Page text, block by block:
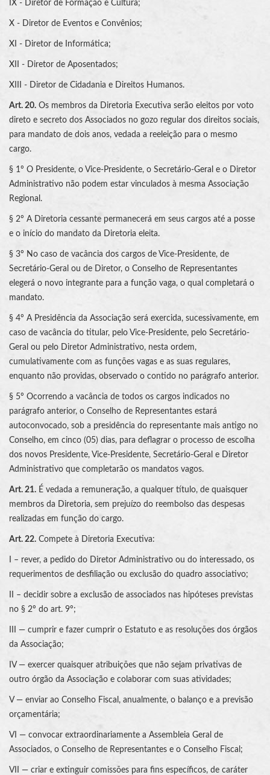
IX - Diretor de Formação e Cultura;
X - Diretor de Eventos e Convênios;
XI - Diretor de Informática;
XII - Diretor de Aposentados;
XIII - Diretor de Cidadania e Direitos Humanos.
Art. 20. Os membros da Diretoria Executiva serão eleitos por voto
direto e secreto dos Associados no gozo regular dos direitos sociais,
para mandato de dois anos, vedada a reeleição para o mesmo
cargo.
§ 1º O Presidente, o Vice-Presidente, o Secretário-Geral e o Diretor
Administrativo não podem estar vinculados à mesma Associação
Regional.
§ 2º A Diretoria cessante permanecerá em seus cargos até a posse
e o início do mandato da Diretoria eleita.
§ 3º No caso de vacância dos cargos de Vice-Presidente, de
Secretário-Geral ou de Diretor, o Conselho de Representantes
elegerá o novo integrante para a função vaga, o qual completará o
mandato.
§ 4º A Presidência da Associação será exercida, sucessivamente, em
caso de vacância do titular, pelo Vice-Presidente, pelo Secretário-
Geral ou pelo Diretor Administrativo, nesta ordem,
cumulativamente com as funções vagas e as suas regulares,
enquanto não providas, observado o contido no parágrafo anterior.
§ 5º Ocorrendo a vacância de todos os cargos indicados no
parágrafo anterior, o Conselho de Representantes estará
autoconvocado, sob a presidência do representante mais antigo no
Conselho, em cinco (05) dias, para deflagrar o processo de escolha
dos novos Presidente, Vice-Presidente, Secretário-Geral e Diretor
Administrativo que completarão os mandatos vagos.
Art. 21. É vedada a remuneração, a qualquer título, de quaisquer
membros da Diretoria, sem prejuízo do reembolso das despesas
realizadas em função do cargo.
Art. 22. Compete à Diretoria Executiva:
I – rever, a pedido do Diretor Administrativo ou do interessado, os
requerimentos de desfiliação ou exclusão do quadro associativo;
II – decidir sobre a exclusão de associados nas hipóteses previstas
no § 2º do art. 9º;
III — cumprir e fazer cumprir o Estatuto e as resoluções dos órgãos
da Associação;
IV — exercer quaisquer atribuições que não sejam privativas de
outro órgão da Associação e colaborar com suas atividades;
V — enviar ao Conselho Fiscal, anualmente, o balanço e a previsão
orçamentária;
VI — convocar extraordinariamente a Assembleia Geral de
Associados, o Conselho de Representantes e o Conselho Fiscal;
VII — criar e extinguir comissões para fins específicos, de caráter